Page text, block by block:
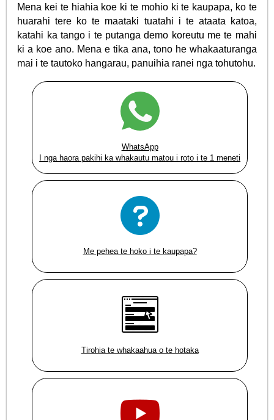
Mena kei te hiahia koe ki te mohio ki te kaupapa, ko te
huarahi tere ko te maataki tuatahi i te ataata katoa,
katahi ka tango i te putanga demo koreutu me te mahi
ki a koe ano. Mena e tika ana, tono he whakaaturanga
mai i te tautoko hangarau, panuihia ranei nga tohutohu.
WhatsApp
I nga haora pakihi ka whakautu matou i roto i te 1 meneti
Me pehea te hoko i te kaupapa?
Tirohia te whakaahua o te hotaka